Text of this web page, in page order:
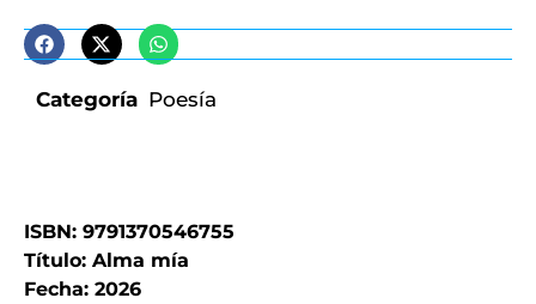
Categoría Poesía
ISBN: 9791370546755
Título: Alma mía
Fecha: 2026